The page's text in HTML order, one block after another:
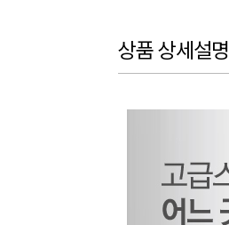
상품 상세설명